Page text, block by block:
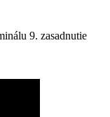
9. zasadnutie